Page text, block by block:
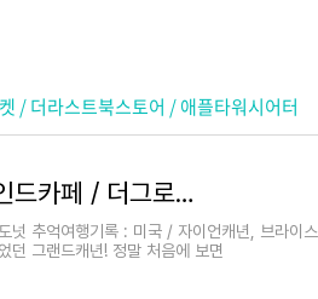
/ 더라스트북스토어 / 애플타워시어터
추억여행기록 : 미국 / 라라랜드카인드카페 / 더그로브몰 / 트레이더조 쇼핑 / 다운타운 그랜드센
넛 추억여행기록 : 미국 / 자이언캐년, 브라이스
던 그랜드캐년! 정말 처음에 보면